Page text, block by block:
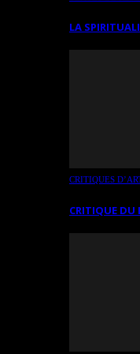
LA
CRITIQUES
CRITIQUE DU